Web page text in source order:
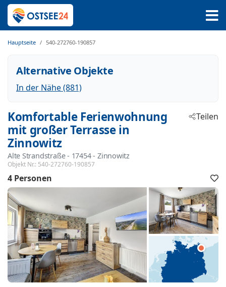
Hauptseite 540-272760-190857
Alternative Objekte
In der Nähe (881)
Komfortable Ferienwohnung
mit großer Terrasse in
Zinnowitz
Alte Strandstraße - 17454 - Zinnowitz
Objekt Nr.: 540-272760-190857
Teilen
4 Personen